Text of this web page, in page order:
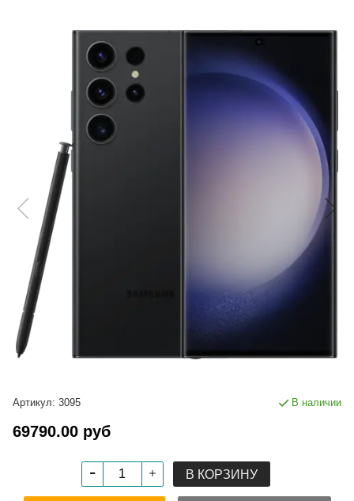
Артикул: 3095 В наличии
69790.00 руб
В КОРЗИНУ